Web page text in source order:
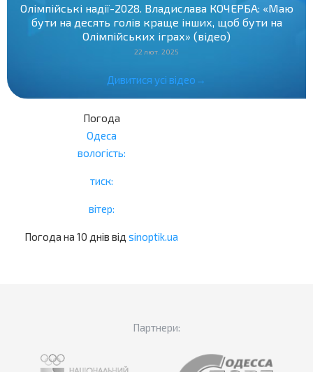
Олімпійські надії-2028. Владислава КОЧЕРБА: «Маю
бути на десять голів краще інших, щоб бути на
Олімпійських іграх» (відео)
22 лют. 2025
Дивитися усі відео→
Погода
Одеса
вологість:
тиск:
вітер:
Погода на 10 днів від sinoptik.ua
Партнери: